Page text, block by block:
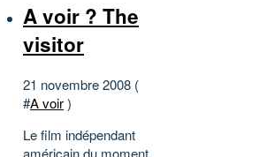
A voir ? The
visitor
21 novembre 2008 (
#A voir)
Le film indépendant
américain du moment